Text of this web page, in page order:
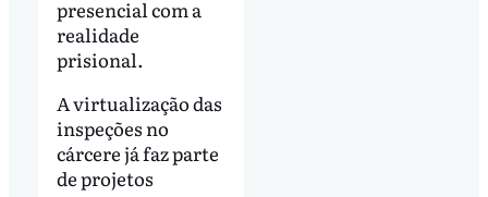
presencial com a
realidade
prisional.
A virtualização das
inspeções no
cárcere já faz parte
de projetos